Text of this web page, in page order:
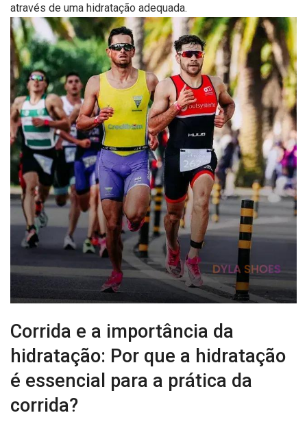
através de uma hidratação adequada.
Corrida e a importância da
hidratação: Por que a hidratação
é essencial para a prática da
corrida?